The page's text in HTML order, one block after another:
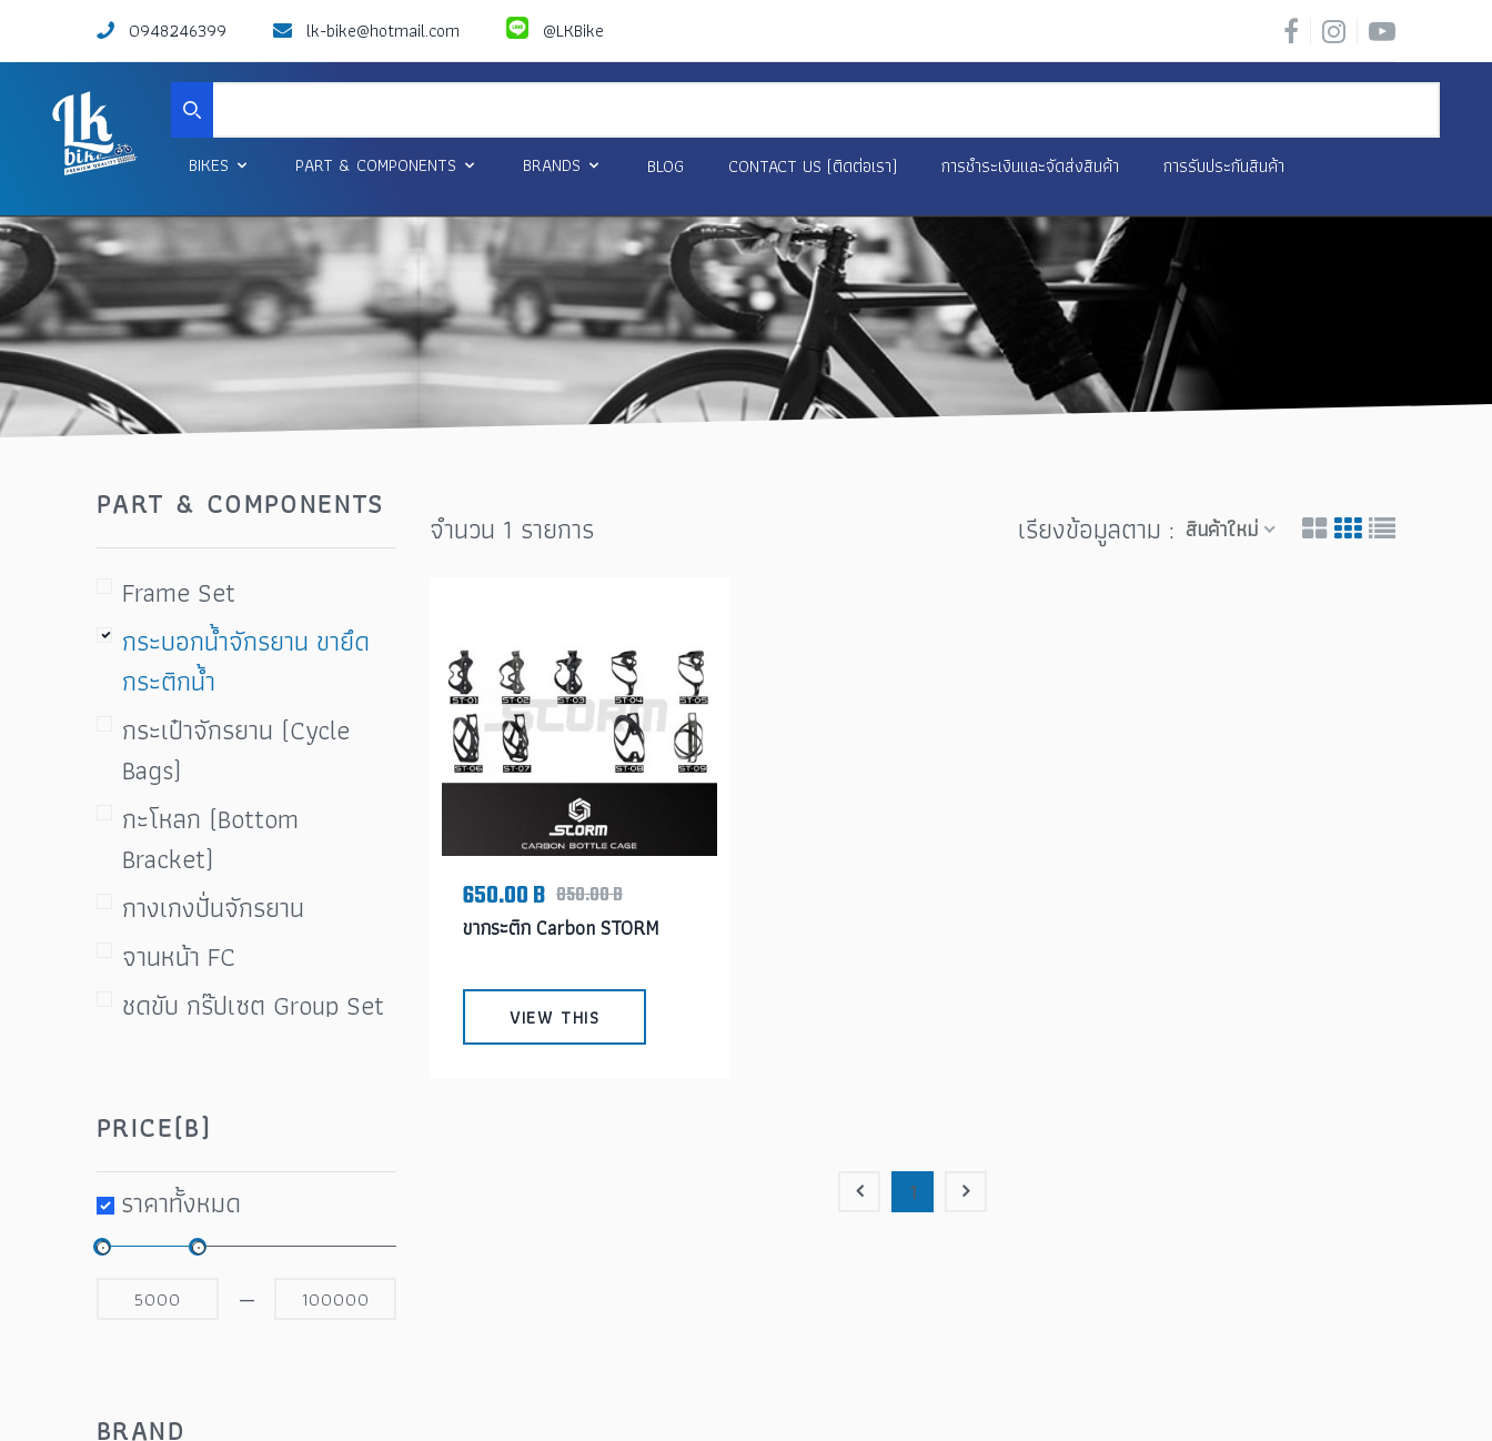
0948246399 lk-bike@hotmail.com @LKBike
Search
BIKES
PART & COMPONENTS BRANDS BLOG CONTACT US (ติดต่อเรา) การชำระเงินและจัดส่งสินค้า การรับประกันสินค้า
PART & COMPONENTS
Frame Set
กระบอกน้ำจักรยาน ขายึด
กระติกน้ำ
กระเป๋าจักรยาน (Cycle
Bags)
กะโหลก (Bottom
Bracket)
กางเกงปั่นจักรยาน
จานหน้า FC
ชุดขับ กรุ๊ปเซต Group Set
ตีนผี (Rear Detaileur)
ที่สูบลม อะไหล่สายสูบ
น้ำมันหยอดโซ่ จารบี ชุดป่ะ
ยาง ชุดซ่อม
ผ้าบับ ปลอกแขน ถุงเท้า
PRICE(B)
ราคาทั้งหมด
—
BRAND
จำนวน 1 รายการ เรียงข้อมูลตาม : สินค้าใหม่
650.00 B 850.00 B
ขากระติก Carbon STORM
VIEW THIS
1